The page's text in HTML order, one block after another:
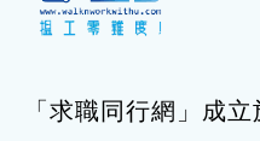
最新資訊 / 招聘會
「求職同行網」成